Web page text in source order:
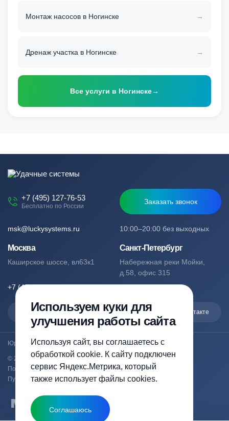
Монтаж насосов в Ногинске
Дренаж участка в Ногинске
Все услуги в Ногинске
+7 (495) 127-76-53
Бесплатно по России
Заказать звонок
10:00–20:00 без выходных
msk@luckysystems.ru
Москва
Каширское шоссе, вл63к1
+7 (495) 127-76-53
Санкт-Петербург
Набережная реки Мойки,
д.58, офис 315
+7 (812) 244-49-61
Max Telegram Вконтакте
Юридический адрес: Москва, Каширское шоссе, вл63к1
© 2023-2026 luckysystems.ru | Все права защищены
Политика конфиденциальности
Публичная оферта
Используем куки для
улучшения работы сайта
Используя сайт, вы соглашаетесь с
обработкой cookie. К сайту подключен
сервис Яндекс.Метрика, который
также использует файлы cookies.
Соглашаюсь